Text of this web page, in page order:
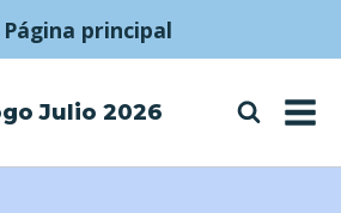
Página principal
Julio 2026